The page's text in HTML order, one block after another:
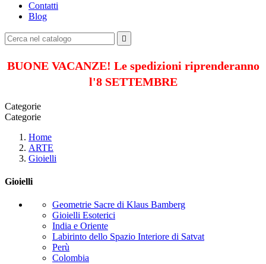
Contatti
Blog

BUONE VACANZE! Le spedizioni riprenderanno
l'8 SETTEMBRE
Categorie
Categorie
Home
ARTE
Gioielli
Gioielli
Geometrie Sacre di Klaus Bamberg
Gioielli Esoterici
India e Oriente
Labirinto dello Spazio Interiore di Satvat
Perù
Colombia